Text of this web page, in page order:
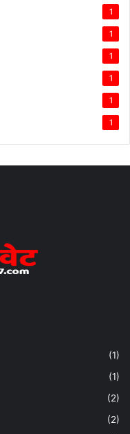
1
1
1
1
1
1
(1)
(1)
(2)
(2)